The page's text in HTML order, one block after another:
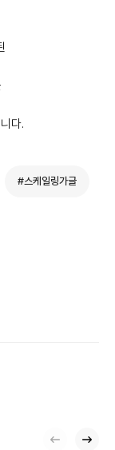
다.
#스케일링가글